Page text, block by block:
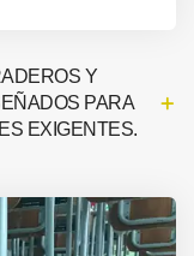
Y
PARA
EXIGENTES.